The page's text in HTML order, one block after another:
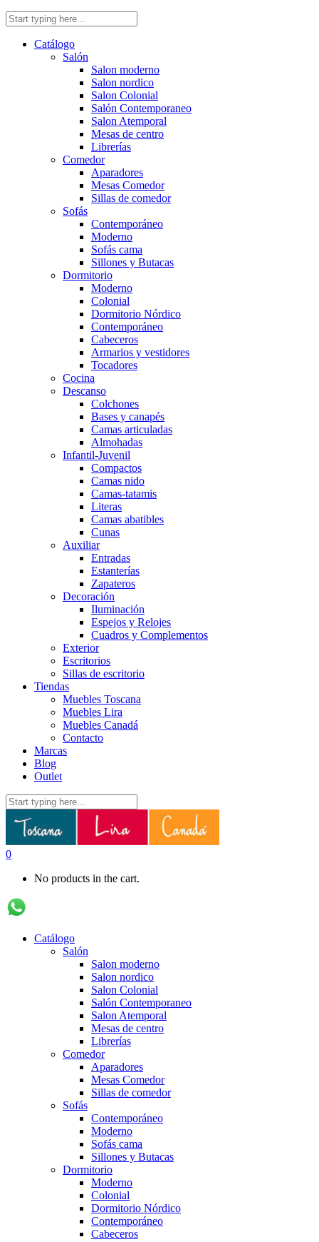
Catálogo
Salón
Salon moderno
Salon nordico
Salon Colonial
Salón Contemporaneo
Salon Atemporal
Mesas de centro
Librerías
Comedor
Aparadores
Mesas Comedor
Sillas de comedor
Sofás
Contemporáneo
Moderno
Sofás cama
Sillones y Butacas
Dormitorio
Moderno
Colonial
Dormitorio Nórdico
Contemporáneo
Cabeceros
Armarios y vestidores
Tocadores
Cocina
Descanso
Colchones
Bases y canapés
Camas articuladas
Almohadas
Infantil-Juvenil
Compactos
Camas nido
Camas-tatamis
Literas
Camas abatibles
Cunas
Auxiliar
Entradas
Estanterías
Zapateros
Decoración
Iluminación
Espejos y Relojes
Cuadros y Complementos
Exterior
Escritorios
Sillas de escritorio
Tiendas
Muebles Toscana
Muebles Lira
Muebles Canadá
Contacto
Marcas
Blog
Outlet
0
No products in the cart.
Catálogo
Salón
Salon moderno
Salon nordico
Salon Colonial
Salón Contemporaneo
Salon Atemporal
Mesas de centro
Librerías
Comedor
Aparadores
Mesas Comedor
Sillas de comedor
Sofás
Contemporáneo
Moderno
Sofás cama
Sillones y Butacas
Dormitorio
Moderno
Colonial
Dormitorio Nórdico
Contemporáneo
Cabeceros